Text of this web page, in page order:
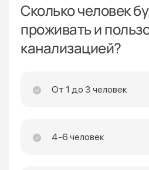
Сколько человек
проживать и
канализацией?
От 1 до 3 человек
4-6 человек